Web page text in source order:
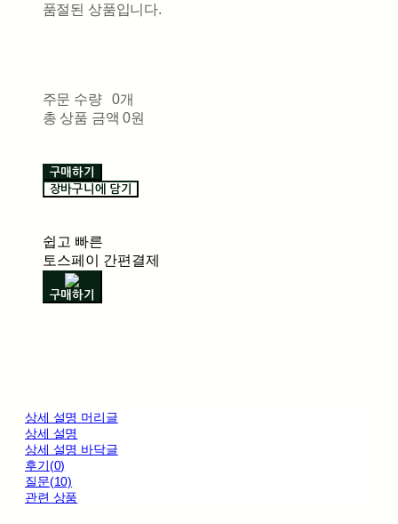
품절된 상품입니다.
주문 수량
0개
총 상품 금액 0원
구매하기
장바구니에 담기
쉽고 빠른
토스페이 간편결제
구매하기
상세 설명 머리글
상세 설명
상세 설명 바닥글
후기(0)
질문(10)
관련 상품